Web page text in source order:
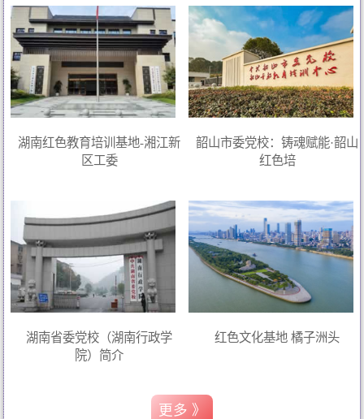
湖南红色教育培训基地-湘江新
区工委
韶山市委党校：铸魂赋能·韶山
红色培
湖南省委党校（湖南行政学
院）简介
红色文化基地 橘子洲头
更多 》